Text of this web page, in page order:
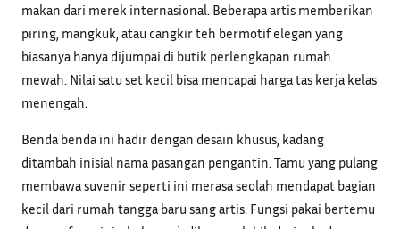
makan dari merek internasional. Beberapa artis memberikan
piring, mangkuk, atau cangkir teh bermotif elegan yang
biasanya hanya dijumpai di butik perlengkapan rumah
mewah. Nilai satu set kecil bisa mencapai harga tas kerja kelas
menengah.
Benda benda ini hadir dengan desain khusus, kadang
ditambah inisial nama pasangan pengantin. Tamu yang pulang
membawa suvenir seperti ini merasa seolah mendapat bagian
kecil dari rumah tangga baru sang artis. Fungsi pakai bertemu